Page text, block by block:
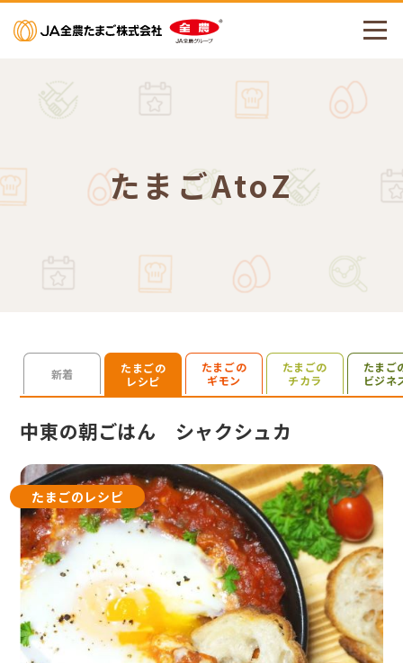
メニューを開く
たまごAtoZ
新着
たまごの
レシピ
たまごの
ギモン
たまごの
チカラ
たまご
ビジネ
検索を開く
中東の朝ごはん シャクシュカ
たまごのレシピ